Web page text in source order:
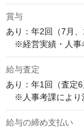
賞与
あり：年2回（7月、
※経営実績・人事
給与査定
あり：年1回（査定6
※人事考課により
給与の締め支払い